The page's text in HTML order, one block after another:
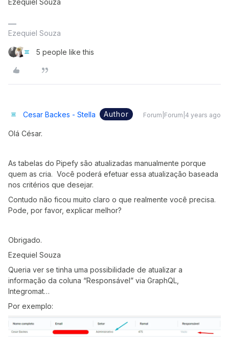
Ezequiel Souza
5 people like this
Cesar Backes - Stella Author Forum|Forum|4 years ago
Olá César.
As tabelas do Pipefy são atualizadas manualmente porque
quem as cria. Você poderá efetuar essa atualização baseada
nos critérios que desejar.
Contudo não ficou muito claro o que realmente você precisa.
Pode, por favor, explicar melhor?
Obrigado.
Ezequiel Souza
Queria ver se tinha uma possibilidade de atualizar a
informação da coluna “Responsável” via GraphQL,
Integromat…
Por exemplo: